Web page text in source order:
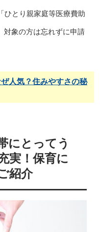
ひとり親家庭等医療費助
対象の方は忘れずに申請
人気？住みやすさの秘
にとってう
実！保育に
紹介